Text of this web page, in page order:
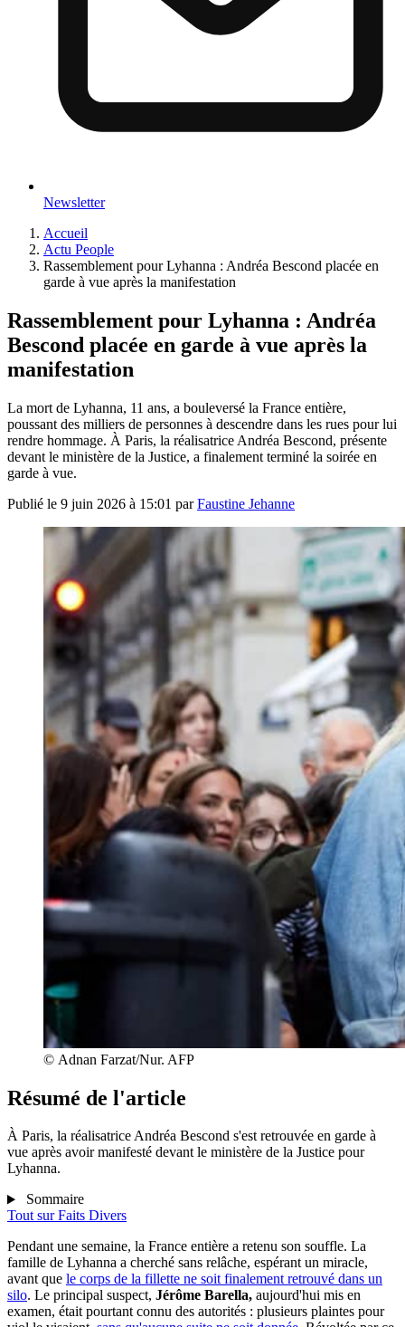
Newsletter
Accueil
Actu People
Rassemblement pour Lyhanna : Andréa Bescond placée en
garde à vue après la manifestation
Rassemblement pour Lyhanna : Andréa
Bescond placée en garde à vue après la
manifestation
La mort de Lyhanna, 11 ans, a bouleversé la France entière,
poussant des milliers de personnes à descendre dans les rues pour lui
rendre hommage. À Paris, la réalisatrice Andréa Bescond, présente
devant le ministère de la Justice, a finalement terminé la soirée en
garde à vue.
Publié le 9 juin 2026 à 15:01 parFaustine Jehanne
© Adnan Farzat/Nur. AFP
Résumé de l'article
À Paris, la réalisatrice Andréa Bescond s'est retrouvée en garde à
vue après avoir manifesté devant le ministère de la Justice pour
Lyhanna.
Sommaire
Tout surFaits Divers
Pendant une semaine, la France entière a retenu son souffle. La
famille de Lyhanna a cherché sans relâche, espérant un miracle,
avant que le corps de la fillette ne soit finalement retrouvé dans un
silo. Le principal suspect, Jérôme Barella, aujourd'hui mis en
examen, était pourtant connu des autorités : plusieurs plaintes pour